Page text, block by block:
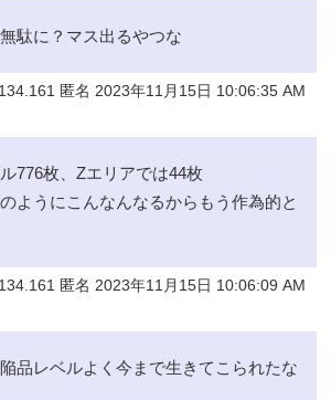
駄に？マス出るやつな
匿名 2023年11月15日 10:06:35 AM
776枚、Zエリアでは44枚
ようにこんなんなるからもう作為的と
匿名 2023年11月15日 10:06:09 AM
品レベルよく今まで生きてこられたな